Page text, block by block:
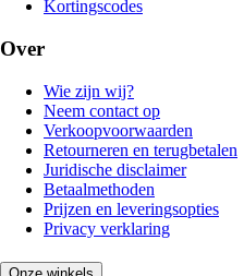
Kortingscodes
Over
Wie zijn wij?
Neem contact op
Verkoopvoorwaarden
Retourneren en terugbetalen
Juridische disclaimer
Betaalmethoden
Prijzen en leveringsopties
Privacy verklaring
Onze winkels